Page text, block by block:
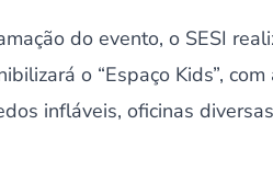
do evento, o SESI
o “Espaço Kids”,
infláveis, oficinas